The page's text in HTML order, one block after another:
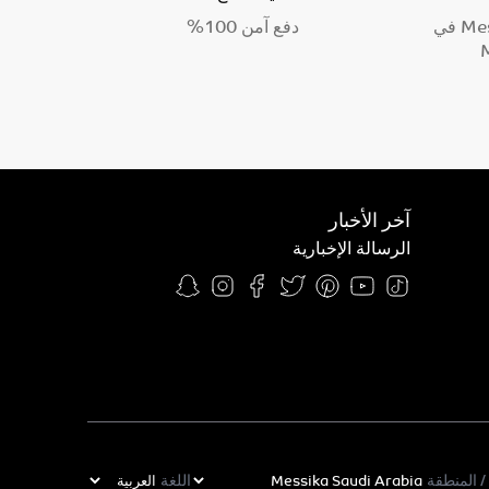
يتعزز جمال طلبيتكم من Messika في
دفع آمن 100%
آخر الأخبار
الرسالة الإخبارية
/ المنطقة اللغة